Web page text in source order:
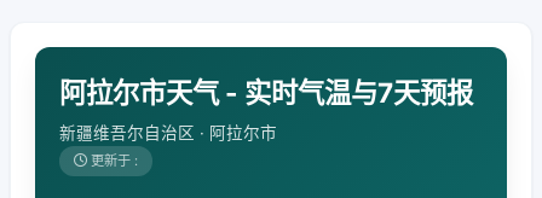
阿拉尔市天气 - 实时气温与7天预报
新疆维吾尔自治区 · 阿拉尔市
更新于 :